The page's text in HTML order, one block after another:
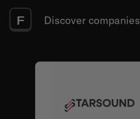
F Discover companies